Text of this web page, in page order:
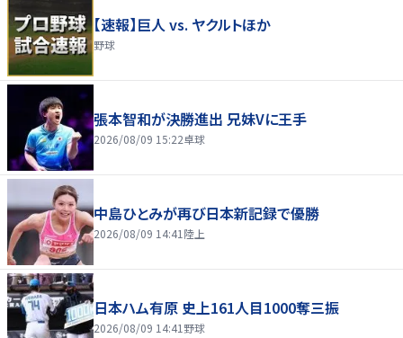
【速報】巨人 vs. ヤクルトほか
野球
張本智和が決勝進出 兄妹Vに王手
2026/08/09 15:22卓球
中島ひとみが再び日本新記録で優勝
2026/08/09 14:41 陸上
日本ハム有原 史上161人目1000奪三振
2026/08/09 14:41 野球